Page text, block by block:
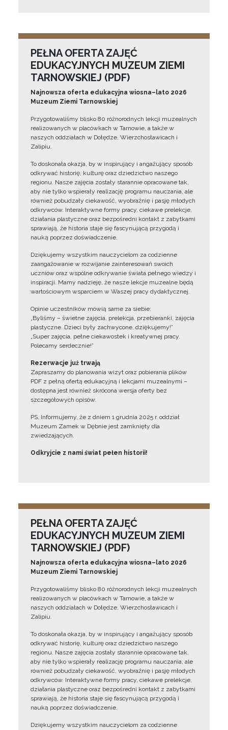
PEŁNA OFERTA ZAJĘĆ
EDUKACYJNYCH MUZEUM ZIEMI
TARNOWSKIEJ (PDF)
Najnowsza oferta edukacyjna wiosna–lato 2026
Muzeum Ziemi Tarnowskiej
Przygotowaliśmy blisko 80 różnorodnych lekcji muzealnych
realizowanych w placówkach w Tarnowie, a także w
naszych oddziałach w Dołędze, Wierzchosławicach i
Zalipiu.
To doskonała okazja, by w inspirujący i angażujący sposób
odkrywać historię, kulturę oraz dziedzictwo naszego
regionu. Nasze zajęcia zostały starannie opracowane tak,
aby nie tylko wspierały realizację programu nauczania, ale
również pobudzały ciekawość, wyobraźnię i pasję młodych
odkrywców. Interaktywne formy pracy, ciekawe prelekcje,
działania plastyczne oraz bezpośredni kontakt z zabytkami
sprawiają, że historia staje się fascynującą przygodą i
nauką poprzez doświadczenie.
Dziękujemy wszystkim nauczycielom za codzienne
zaangażowanie w rozwijanie zainteresowań swoich
uczniów oraz wspólne odkrywanie świata pełnego wiedzy i
inspiracji. Mamy nadzieję, że nasze lekcje muzealne będą
wartościowym wsparciem w Waszej pracy dydaktycznej.
Opinie uczestników mówią same za siebie:
„Byliśmy – świetne zajęcia, prelekcja, przebieranki, zajęcia
plastyczne. Dzieci były zachwycone, dziękujemy!”
„Super zajęcia, pełne ciekawostek i kreatywnej pracy.
Polecamy serdecznie!”
Rezerwacje już trwają
Zapraszamy do planowania wizyt oraz pobierania plików
PDF z pełną ofertą edukacyjną i lekcjami muzealnymi –
dostępna jest również skrócona wersja oferty bez
szczegółowych opisów.
PS. Informujemy, że z dniem 1 grudnia 2025 r. oddział
Muzeum Zamek w Dębnie jest zamknięty dla
zwiedzających.
Odkryjcie z nami świat pełen historii!
PEŁNA OFERTA ZAJĘĆ
EDUKACYJNYCH MUZEUM ZIEMI
TARNOWSKIEJ (PDF)
Najnowsza oferta edukacyjna wiosna–lato 2026
Muzeum Ziemi Tarnowskiej
Przygotowaliśmy blisko 80 różnorodnych lekcji muzealnych
realizowanych w placówkach w Tarnowie, a także w
naszych oddziałach w Dołędze, Wierzchosławicach i
Zalipiu.
To doskonała okazja, by w inspirujący i angażujący sposób
odkrywać historię, kulturę oraz dziedzictwo naszego
regionu. Nasze zajęcia zostały starannie opracowane tak,
aby nie tylko wspierały realizację programu nauczania, ale
również pobudzały ciekawość, wyobraźnię i pasję młodych
odkrywców. Interaktywne formy pracy, ciekawe prelekcje,
działania plastyczne oraz bezpośredni kontakt z zabytkami
sprawiają, że historia staje się fascynującą przygodą i
nauką poprzez doświadczenie.
Dziękujemy wszystkim nauczycielom za codzienne